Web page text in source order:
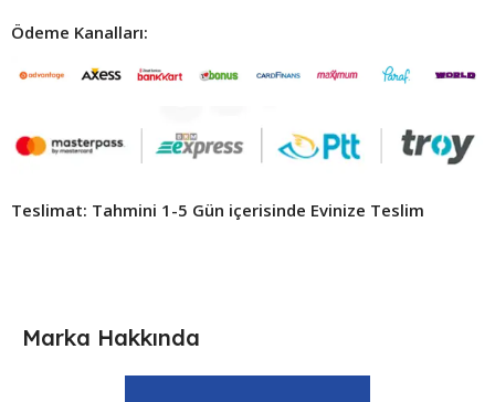
Ödeme Kanalları:
Teslimat: Tahmini 1-5 Gün içerisinde Evinize Teslim ​
Marka Hakkında